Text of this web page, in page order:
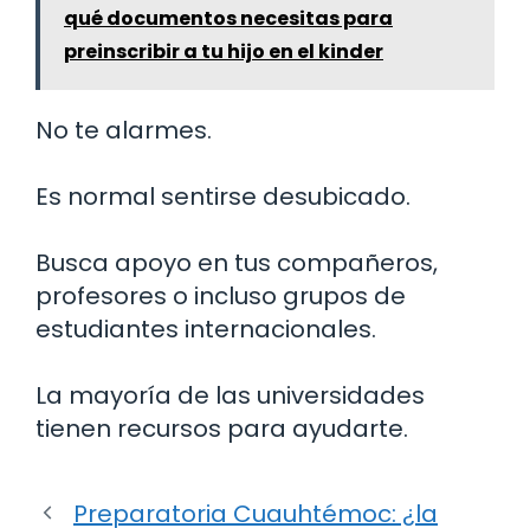
qué documentos necesitas para
preinscribir a tu hijo en el kinder
No te alarmes.
Es normal sentirse desubicado.
Busca apoyo en tus compañeros,
profesores o incluso grupos de
estudiantes internacionales.
La mayoría de las universidades
tienen recursos para ayudarte.
Preparatoria Cuauhtémoc: ¿la